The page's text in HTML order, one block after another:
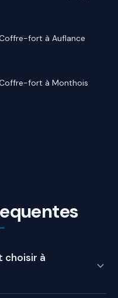
fort à Auflance
fort à Monthois
choisir à